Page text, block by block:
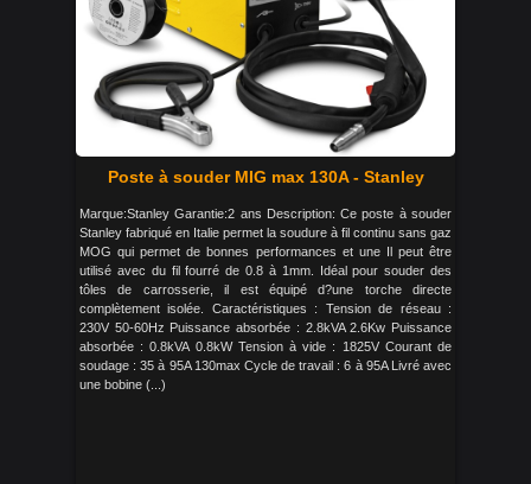
Poste à souder MIG max 130A - Stanley
Marque:Stanley Garantie:2 ans Description: Ce poste à souder
Stanley fabriqué en Italie permet la soudure à fil continu sans gaz
MOG qui permet de bonnes performances et une Il peut être
utilisé avec du fil fourré de 0.8 à 1mm. Idéal pour souder des
tôles de carrosserie, il est équipé d?une torche directe
complètement isolée. Caractéristiques : Tension de réseau :
230V 50-60Hz Puissance absorbée : 2.8kVA 2.6Kw Puissance
absorbée : 0.8kVA 0.8kW Tension à vide : 1825V Courant de
soudage : 35 à 95A 130max Cycle de travail : 6 à 95A Livré avec
une bobine (...)